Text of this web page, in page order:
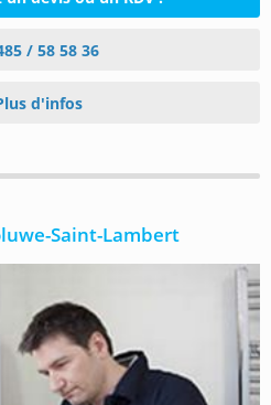
/ 58 58 36
d'infos
Saint-Lambert